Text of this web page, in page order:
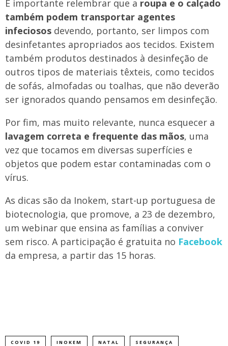
É importante relembrar que a roupa e o calçado
também podem transportar agentes
infeciosos devendo, portanto, ser limpos com
desinfetantes apropriados aos tecidos. Existem
também produtos destinados à desinfeção de
outros tipos de materiais têxteis, como tecidos
de sofás, almofadas ou toalhas, que não deverão
ser ignorados quando pensamos em desinfeção.
Por fim, mas muito relevante, nunca esquecer a
lavagem correta e frequente das mãos, uma
vez que tocamos em diversas superfícies e
objetos que podem estar contaminadas com o
vírus.
As dicas são da Inokem, start-up portuguesa de
biotecnologia, que promove, a 23 de dezembro,
um webinar que ensina as famílias a conviver
sem risco. A participação é gratuita no Facebook
da empresa, a partir das 15 horas.
COVID 19 INOKEM NATAL SEGURANÇA